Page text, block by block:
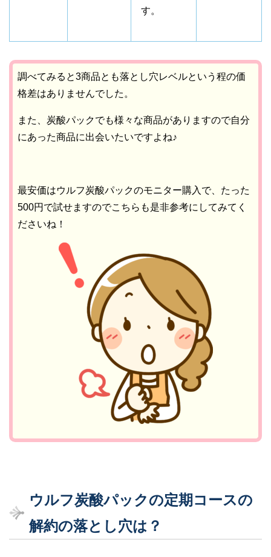
す。
調べてみると3商品とも落とし穴レベルという程の価
格差はありませんでした。
また、炭酸パックでも様々な商品がありますので自分
にあった商品に出会いたいですよね♪
最安価はウルフ炭酸パックのモニター購入で、たった
500円で試せますのでこちらも是非参考にしてみてく
ださいね！
ウルフ炭酸パックの定期コースの
解約の落とし穴は？